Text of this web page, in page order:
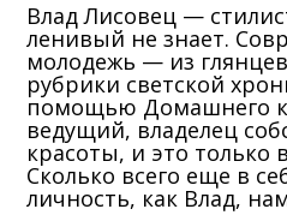
Влад Лисовец —
ленивый не знает.
молодежь — из
рубрики светской
помощью Домашнего
ведущий, владелец
красоты, и это только
Сколько всего еще в
личность, как Влад,